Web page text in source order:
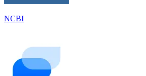
NCBI